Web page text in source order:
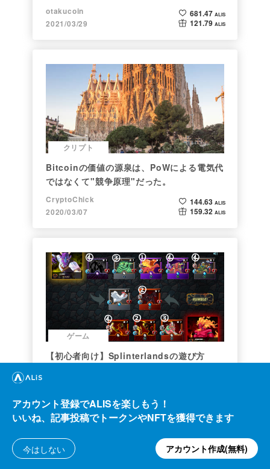
ト】
otakucoin
2021/03/29
681.47 ALIS
121.79 ALIS
クリプト
Bitcoinの価値の源泉は、PoWによる電気代
ではなくて"競争原理"だった。
CryptoChick
2020/03/07
144.63 ALIS
159.32 ALIS
ゲーム
【初心者向け】Splinterlandsの遊び方
2021/07/07
アカウント登録でALISを楽しもう！
いいね、記事投稿でトークンやNFTを獲得できます
今はしない アカウント作成(無料)